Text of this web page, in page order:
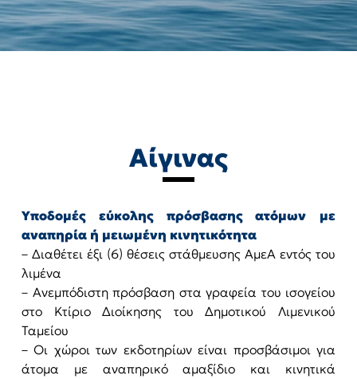
Αίγινας
Υποδομές εύκολης πρόσβασης ατόμων με
αναπηρία ή μειωμένη κινητικότητα
– Διαθέτει έξι (6) θέσεις στάθμευσης ΑμεΑ εντός του
λιμένα
– Ανεμπόδιστη πρόσβαση στα γραφεία του ισογείου
στο Κτίριο Διοίκησης του Δημοτικού Λιμενικού
Ταμείου
– Οι χώροι των εκδοτηρίων είναι προσβάσιμοι για
άτομα με αναπηρικό αμαξίδιο και κινητικά